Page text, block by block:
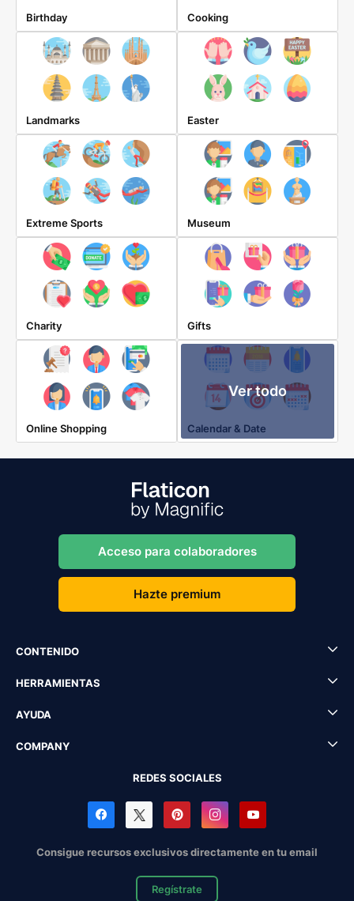
Birthday Cooking
Landmarks Easter
Extreme Sports Museum
Charity Gifts
Online Shopping
Ver todo
Calendar & Date
Acceso para colaboradores
Hazte premium
CONTENIDO
HERRAMIENTAS
AYUDA
COMPANY
REDES SOCIALES
Consigue recursos exclusivos directamente en tu email
Regístrate